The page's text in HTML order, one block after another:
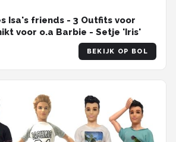
Isa's friends - 3 Outfits voor
- Geschikt voor o.a Barbie - Setje 'Iris'
BEKIJK OP BOL